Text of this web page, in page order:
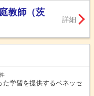
教師（茨
詳細
件
た学習を提供するベネッセ